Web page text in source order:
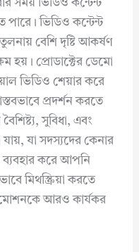
সময় ভিডিও কন্টেন্ট
ভিডিও কন্টেন্ট
বেশি দৃষ্টি আকর্ষণ
হয়। প্রোডাক্টের ডেমো
ভিডিও শেয়ার করে
প্রদর্শন করতে
সুবিধা, এবং
যা সদস্যদের কেনার
ব্যবহার করে আপনি
মিথস্ক্রিয়া করতে
আরও কার্যকর